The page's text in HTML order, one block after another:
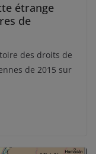
étrange
de
des droits de
de 2015 sur